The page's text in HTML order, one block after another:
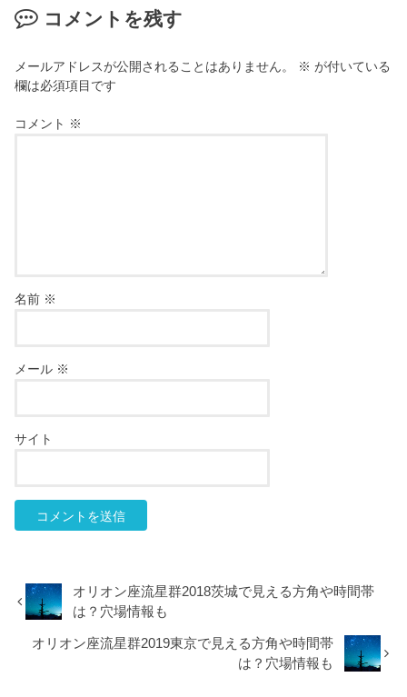
コメントを残す
メールアドレスが公開されることはありません。 ※ が付いている
欄は必須項目です
コメント ※
名前 ※
メール ※
サイト
オリオン座流星群2018茨城で見える方角や時間帯
は？穴場情報も
オリオン座流星群2019東京で見える方角や時間帯
は？穴場情報も